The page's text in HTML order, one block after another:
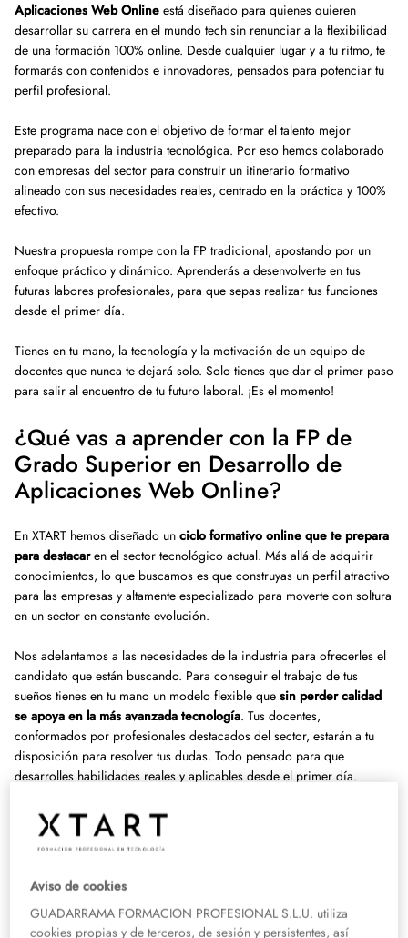
Aplicaciones Web Online está diseñado para quienes quieren
desarrollar su carrera en el mundo tech sin renunciar a la flexibilidad
de una formación 100% online. Desde cualquier lugar y a tu ritmo, te
formarás con contenidos e innovadores, pensados para potenciar tu
perfil profesional.
Este programa nace con el objetivo de formar el talento mejor
preparado para la industria tecnológica. Por eso hemos colaborado
con empresas del sector para construir un itinerario formativo
alineado con sus necesidades reales, centrado en la práctica y 100%
efectivo.
Nuestra propuesta rompe con la FP tradicional, apostando por un
enfoque práctico y dinámico. Aprenderás a desenvolverte en tus
futuras labores profesionales, para que sepas realizar tus funciones
desde el primer día.
Tienes en tu mano, la tecnología y la motivación de un equipo de
docentes que nunca te dejará solo. Solo tienes que dar el primer paso
para salir al encuentro de tu futuro laboral. ¡Es el momento!
¿Qué vas a aprender con la FP de
Grado Superior en Desarrollo de
Aplicaciones Web Online?
En XTART hemos diseñado un ciclo formativo online que te prepara
para destacaren el sector tecnológico actual. Más allá de adquirir
conocimientos, lo que buscamos es que construyas un perfil atractivo
para las empresas y altamente especializado para moverte con soltura
en un sector en constante evolución.
Nos adelantamos a las necesidades de la industria para ofrecerles el
candidato que están buscando. Para conseguir el trabajo de tus
sueños tienes en tu mano un modelo flexible que sin perder calidad
se apoya en la más avanzada tecnología. Tus docentes,
conformados por profesionales destacados del sector, estarán a tu
disposición para resolver tus dudas. Todo pensado para que
desarrolles habilidades reales y aplicables desde el primer día.
Este programa está orientado a que domines las áreas clave del
desarrollo web, entre ellas:
· Bases de datos
· Sistemas de gestión de información
Aviso de cookies
GUADARRAMA FORMACION PROFESIONAL S.L.U. utiliza
cookies propias y de terceros, de sesión y persistentes, así